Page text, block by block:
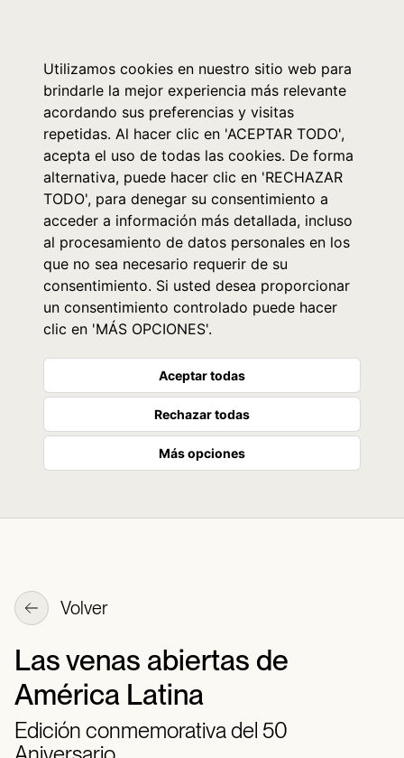
Utilizamos cookies en nuestro sitio web para
brindarle la mejor experiencia más relevante
acordando sus preferencias y visitas
repetidas. Al hacer clic en 'ACEPTAR TODO',
acepta el uso de todas las cookies. De forma
alternativa, puede hacer clic en 'RECHAZAR
TODO', para denegar su consentimiento a
acceder a información más detallada, incluso
al procesamiento de datos personales en los
que no sea necesario requerir de su
consentimiento. Si usted desea proporcionar
un consentimiento controlado puede hacer
clic en 'MÁS OPCIONES'.
Aceptar todas
Rechazar todas
Más opciones
Volver
Las venas abiertas de
América Latina
Edición conmemorativa del 50